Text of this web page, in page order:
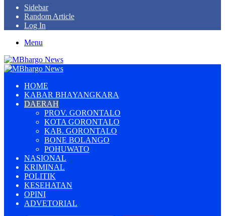
Sidebar
Random Article
Log In
Menu
HOME
KABAR BHAYANGKARA
DAERAH
PROV. GORONTALO
KOTA GORONTALO
KAB. GORONTALO
BONE BOLANGO
POHUWATO
NASIONAL
KRIMINAL
POLITIK
KESEHATAN
OPINI
ADVETORIAL